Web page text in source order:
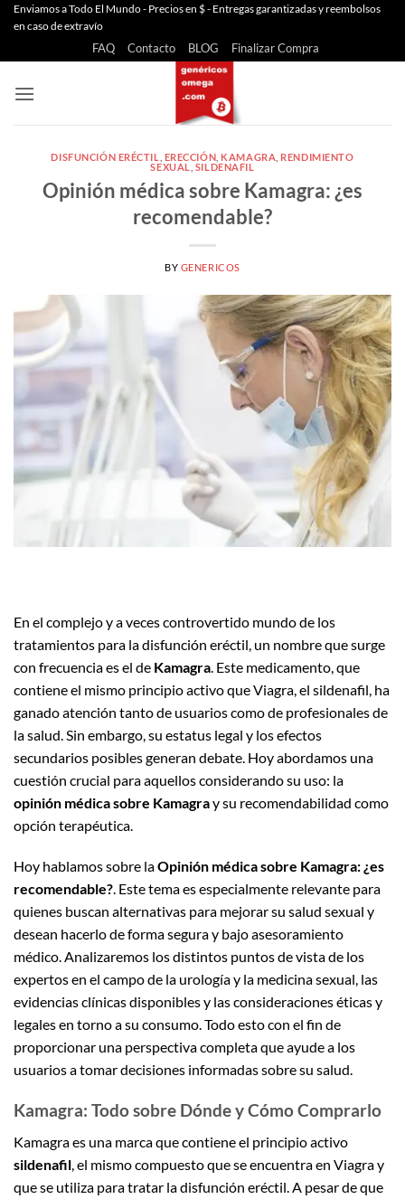
Saltar
Enviamos a Todo El Mundo - Precios en $ - Entregas garantizadas y reembolsos
en caso de extravío
FAQ Contacto BLOG Finalizar Compra
DISFUNCIÓN ERÉCTIL ERECCIÓN KAMAGRA RENDIMIENTO
SEXUAL SILDENAFIL
Opinión médica sobre Kamagra: ¿es
recomendable?
BY GENERICOS
En el complejo y a veces controvertido mundo de los
tratamientos para la disfunción eréctil, un nombre que surge
con frecuencia es el de Kamagra . Este medicamento, que
contiene el mismo principio activo que Viagra, el sildenafil, ha
ganado atención tanto de usuarios como de profesionales de
la salud. Sin embargo, su estatus legal y los efectos
secundarios posibles generan debate. Hoy abordamos una
cuestión crucial para aquellos considerando su uso: la
opinión médica sobre Kamagray su recomendabilidad como
opción terapéutica.
Hoy hablamos sobre laOpinión médica sobre Kamagra: ¿es
recomendable?. Este tema es especialmente relevante para
quienes buscan alternativas para mejorar su salud sexual y
desean hacerlo de forma segura y bajo asesoramiento
médico. Analizaremos los distintos puntos de vista de los
expertos en el campo de la urología y la medicina sexual, las
evidencias clínicas disponibles y las consideraciones éticas y
legales en torno a su consumo. Todo esto con el fin de
proporcionar una perspectiva completa que ayude a los
usuarios a tomar decisiones informadas sobre su salud.
Kamagra: Todo sobre Dónde y Cómo Comprarlo
Kamagra es una marca que contiene el principio activo
sildenafil , el mismo compuesto que se encuentra en Viagra y
que se utiliza para tratar la disfunción eréctil. A pesar de que